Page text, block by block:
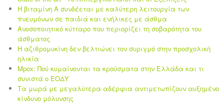
Η βιταμίνη Α συνδέεται με καλύτερη λειτουργία των
πνευμόνων σε παιδιά και ενήλικες με άσθμα
Ανοσοποιητικό κύτταρο που περιορίζει τη σοβαρότητα του
άσθματος
Η αζιθρομυκίνη δεν βελτιώνει τον συριγμό στην προσχολική
ηλικία
Mpox: Πού κυμαίνονται τα κρούσματα στην Ελλάδα και τι
συνιστά ο ΕΟΔΥ
Τα μωρά με μεγαλύτερα αδέρφια αντιμετωπίζουν αυξημένο
κίνδυνο μόλυνσης